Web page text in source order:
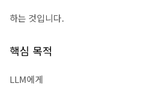
하는 것입니다.
핵심 목적
LLM에게